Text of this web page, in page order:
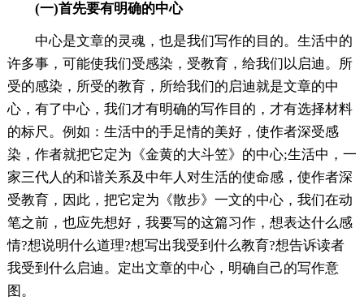
(一)首先要有明确的中心
中心是文章的灵魂，也是我们写作的目的。生活中的
许多事，可能使我们受感染，受教育，给我们以启迪。所
受的感染，所受的教育，所给我们的启迪就是文章的中
心，有了中心，我们才有明确的写作目的，才有选择材料
的标尺。例如：生活中的手足情的美好，使作者深受感
染，作者就把它定为《金黄的大斗笠》的中心;生活中，一
家三代人的和谐关系及中年人对生活的使命感，使作者深
受教育，因此，把它定为《散步》一文的中心，我们在动
笔之前，也应先想好，我要写的这篇习作，想表达什么感
情?想说明什么道理?想写出我受到什么教育?想告诉读者
我受到什么启迪。定出文章的中心，明确自己的写作意
图。